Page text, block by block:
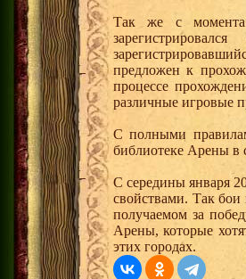
Так же с момента
предложен к
процессе
различные игровые
С полными
библиотеке Арены в
С середины января
свойствами. Так
получаемом за
Арены, которые
этих городах.